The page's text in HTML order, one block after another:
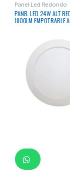
Panel Led Redondo
PANEL LED 24W ALT
1800LM EMPOTRABLE